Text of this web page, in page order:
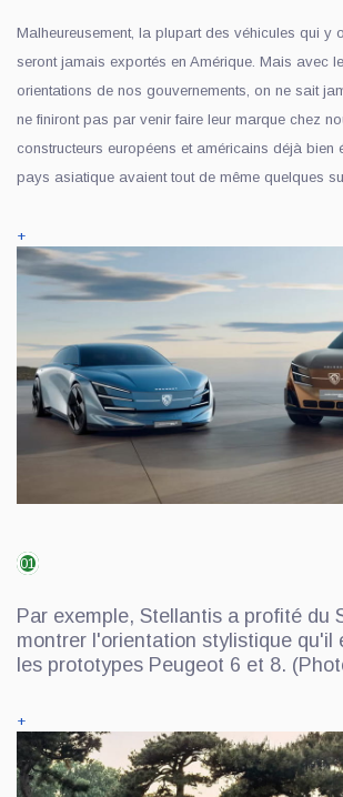
Malheureusement, la plupart des véhicules qui y
seront jamais exportés en Amérique. Mais avec
orientations de nos gouvernements, on ne sait
ne finiront pas par venir faire leur marque chez
constructeurs européens et américains déjà bien
pays asiatique avaient tout de même quelques
+
01
Par exemple, Stellantis a profité du
montrer l'orientation stylistique qu'il
les prototypes Peugeot 6 et 8.
+